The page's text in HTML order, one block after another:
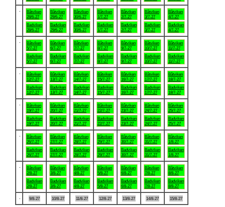
Båtviken
28/6-27
Badviken
28/6-27
Båtviken
29/6-27
Badviken
29/6-27
Båtviken
30/6-27
Badviken
30/6-27
Båtviken
1/7-27
Badviken
1/7-27
Båtviken
2/7-27
Badviken
2/7-27
Båtviken
3/7-27
Badviken
3/7-27
Båtviken
4/7-27
Badviken
4/7-27
Båtviken
5/7-27
Badviken
5/7-27
Båtviken
6/7-27
Badviken
6/7-27
Båtviken
7/7-27
Badviken
7/7-27
Båtviken
8/7-27
Badviken
8/7-27
Båtviken
9/7-27
Badviken
9/7-27
Båtviken
10/7-27
Badviken
10/7-27
Båtviken
11/7-27
Badviken
11/7-27
Båtviken
12/7-27
Badviken
12/7-27
Båtviken
13/7-27
Badviken
13/7-27
Båtviken
14/7-27
Badviken
14/7-27
Båtviken
15/7-27
Badviken
15/7-27
Båtviken
16/7-27
Badviken
16/7-27
Båtviken
17/7-27
Badviken
17/7-27
Båtviken
18/7-27
Badviken
18/7-27
Båtviken
19/7-27
Badviken
19/7-27
Båtviken
20/7-27
Badviken
20/7-27
Båtviken
21/7-27
Badviken
21/7-27
Båtviken
22/7-27
Badviken
22/7-27
Båtviken
23/7-27
Badviken
23/7-27
Båtviken
24/7-27
Badviken
24/7-27
Båtviken
25/7-27
Badviken
25/7-27
Båtviken
26/7-27
Badviken
26/7-27
Båtviken
27/7-27
Badviken
27/7-27
Båtviken
28/7-27
Badviken
28/7-27
Båtviken
29/7-27
Badviken
29/7-27
Båtviken
30/7-27
Badviken
30/7-27
Båtviken
31/7-27
Badviken
31/7-27
Båtviken
1/8-27
Badviken
1/8-27
Båtviken
2/8-27
Badviken
2/8-27
Båtviken
3/8-27
Badviken
3/8-27
Båtviken
4/8-27
Badviken
4/8-27
Båtviken
5/8-27
Badviken
5/8-27
Båtviken
6/8-27
Badviken
6/8-27
Båtviken
7/8-27
Badviken
7/8-27
Båtviken
8/8-27
Badviken
8/8-27
9/8-27 10/8-27 11/8-27 12/8-27 13/8-27 14/8-27 15/8-27